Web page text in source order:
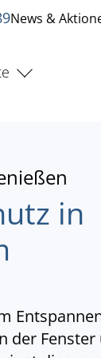
News &
in
der Fenster